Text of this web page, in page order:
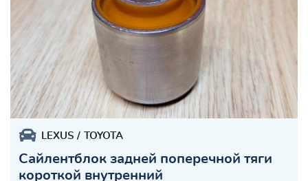
LEXUS TOYOTA
Сайлентблок задней поперечной тяги
короткой внутренний